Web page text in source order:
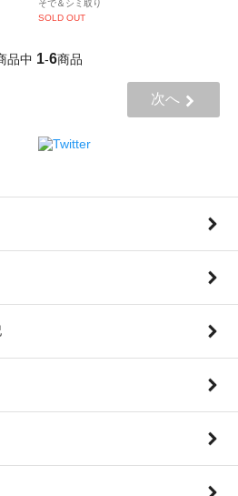
そで＆シミ取り
SOLD OUT
品中 1-6商品
次へ